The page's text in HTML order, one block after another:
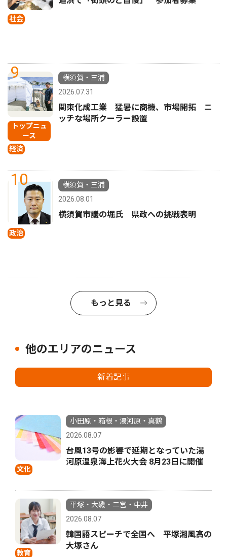
社会
9
トップニュ
ース
経済
横須賀・三浦
2026.07.31
関東化成工業 猛暑に商機、市場開拓 ニ
ッチな場所クーラー設置
10
政治
横須賀・三浦
2026.08.01
横須賀市議の堀氏 県政への挑戦表明
もっと見る
他のエリアのニュース
新着記事
文化
小田原・箱根・湯河原・真鶴
2026.08.07
台風13号の影響で延期となっていた湯
河原温泉海上花火大会 8月23日に開催
教育
平塚・大磯・二宮・中井
2026.08.07
韓国語スピーチで全国へ 平塚湘風高の
大塚さん